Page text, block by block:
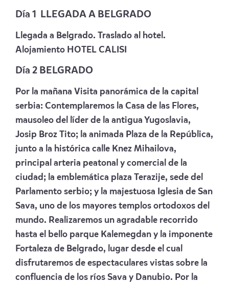
Día 1 LLEGADA A BELGRADO
Llegada a Belgrado. Traslado al hotel.
Alojamiento HOTEL CALISI
Día 2 BELGRADO
Por la mañana Visita panorámica de la capital
serbia: Contemplaremos la Casa de las Flores,
mausoleo del líder de la antigua Yugoslavia,
Josip Broz Tito; la animada Plaza de la República,
junto a la histórica calle Knez Mihailova,
principal arteria peatonal y comercial de la
ciudad; la emblemática plaza Terazije, sede del
Parlamento serbio; y la majestuosa Iglesia de San
Sava, uno de los mayores templos ortodoxos del
mundo. Realizaremos un agradable recorrido
hasta el bello parque Kalemegdan y la imponente
Fortaleza de Belgrado, lugar desde el cual
disfrutaremos de espectaculares vistas sobre la
confluencia de los ríos Sava y Danubio. Por la